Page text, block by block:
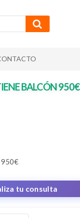
BALCÓN 950€
950€
tu consulta